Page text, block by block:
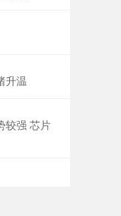
升温
较强 芯片